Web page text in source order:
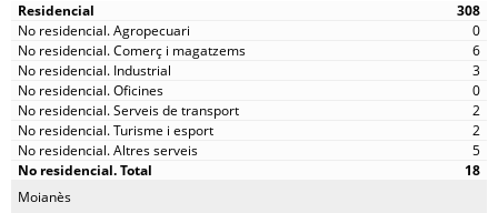
308
0
6
3
0
2
2
5
18
Moianès